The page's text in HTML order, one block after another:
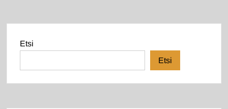
Etsi
Etsi